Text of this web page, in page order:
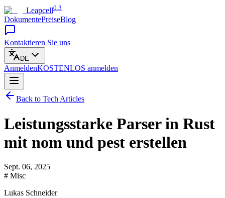
Leapcell0.3
DokumentePreiseBlog
Kontaktieren Sie uns
DE
AnmeldenKOSTENLOS anmelden
Back to Tech Articles
Leistungsstarke Parser in Rust
mit nom und pest erstellen
Sept. 06, 2025
# Misc
Lukas Schneider